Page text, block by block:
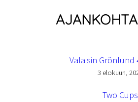
Valaisin Grönlund
3 elokuun,
Two Cups